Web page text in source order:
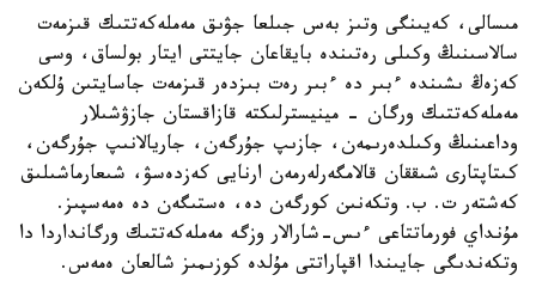
مىسالى، كەيىنگى وتىز بەس جىلعا جۋىق مەملەكەتتىك قىزمەت
سالاسىنىڭ وكىلى رەتىندە بايقاعان جايتتى ايتار بولساق، وسى
كەزەڭ ىشىندە ءبىر دە ءبىر رەت بىزدەر قىزمەت جاسايتىن ۇلكەن
مەملەكەتتىك ورگان - مينيسترلىكتە قازاقستان جازۋشىلار
وداعىنىڭ وكىلدەرىمەن، جازىپ جۇرگەن، جاريالانىپ جۇرگەن،
كىتاپتارى شىققان قالامگەرلەرمەن ارنايى كەزدەسۋ، شىعارماشىلىق
كەشتەر ت. ب. وتكەنىن كورگەن دە، ەستىگەن دە ەمەسپىز.
مۇنداي فورماتتاعى ءىس-شارالار وزگە مەملەكەتتىك ورگانداردا دا
وتكەندىگى جايىندا اقپاراتتى مۇلدە كوزىمىز شالعان ەمەس.